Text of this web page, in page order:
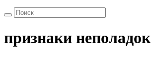
признаки неполадок